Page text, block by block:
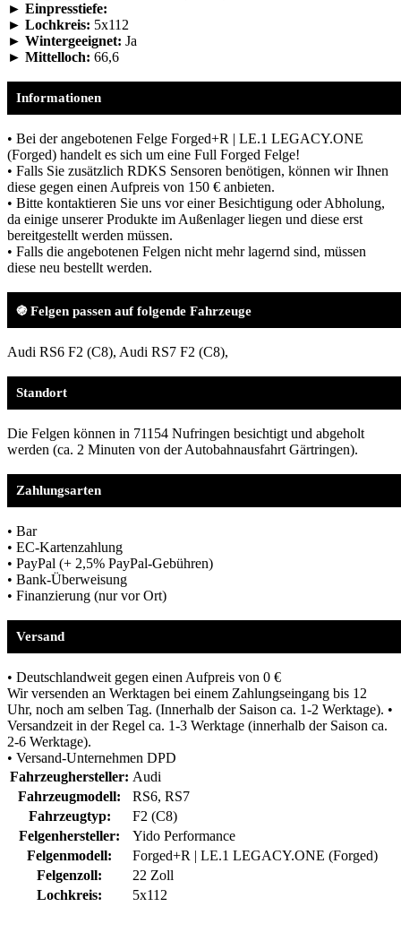
► Einpresstiefe:
► Lochkreis: 5x112
► Wintergeeignet: Ja
► Mittelloch: 66,6
Informationen
• Bei der angebotenen Felge Forged+R | LE.1 LEGACY.ONE
(Forged) handelt es sich um eine Full Forged Felge!
• Falls Sie zusätzlich RDKS Sensoren benötigen, können wir Ihnen
diese gegen einen Aufpreis von 150 € anbieten.
• Bitte kontaktieren Sie uns vor einer Besichtigung oder Abholung,
da einige unserer Produkte im Außenlager liegen und diese erst
bereitgestellt werden müssen.
• Falls die angebotenen Felgen nicht mehr lagernd sind, müssen
diese neu bestellt werden.
֍ Felgen passen auf folgende Fahrzeuge
Audi RS6 F2 (C8), Audi RS7 F2 (C8),
Standort
Die Felgen können in 71154 Nufringen besichtigt und abgeholt
werden (ca. 2 Minuten von der Autobahnausfahrt Gärtringen).
Zahlungsarten
• Bar
• EC-Kartenzahlung
• PayPal (+ 2,5% PayPal-Gebühren)
• Bank-Überweisung
• Finanzierung (nur vor Ort)
Versand
• Deutschlandweit gegen einen Aufpreis von 0 €
Wir versenden an Werktagen bei einem Zahlungseingang bis 12
Uhr, noch am selben Tag. (Innerhalb der Saison ca. 1-2 Werktage). •
Versandzeit in der Regel ca. 1-3 Werktage (innerhalb der Saison ca.
2-6 Werktage).
• Versand-Unternehmen DPD
Fahrzeughersteller: Audi
Fahrzeugmodell:
RS6, RS7
Fahrzeugtyp:
F2 (C8)
Felgenhersteller:
Yido Performance
Felgenmodell:
Forged+R | LE.1 LEGACY.ONE (Forged)
Felgenzoll:
22 Zoll
Lochkreis:
5x112